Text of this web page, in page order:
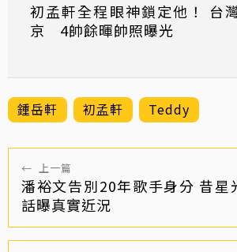
初孟軒全程眼神鎖定他！ 台
京 4帥餘暉帥照曝光
鍾岳軒 初孟軒 Teddy
← 上一篇
潘裕文告別20年歌手身分 昔星
話曝真實近況